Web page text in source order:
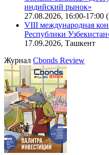
Онлайн-семинар
офисную
11.08.2026, 16:30-18:00
Онлайн-семинар
индийский рынок»
VIII международная
Республики Узбекистан»
17.09.2026, Ташкент
ЖурналCbonds Review